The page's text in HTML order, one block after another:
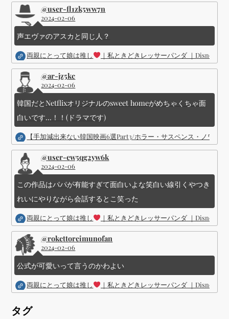
@user-fl1zk5ww7n
2024-02-06
声エヴァのアスカと同じ人？
両親にとって娘は推し ｜私ときどきレッサーパンダ ｜Disney (
@ar-jz5kc
2024-02-06
韓国だとNetflixオリジナルのsweet homeがめちゃくちゃ面
白いです...！！(ドラマです)
【手加減出来ない韓国映画6選Part3/ホラー・サスペンス・ノワー
@user-ew5qg2yw6k
2024-02-06
この作品はパパが有能すぎて面白いよな笑白い線引くやつき
れいにやりながら会話するとこ笑った
両親にとって娘は推し ｜私ときどきレッサーパンダ ｜Disney (
@rokettoreimunofan
2024-02-06
公式が可愛いって言うのかわよい
両親にとって娘は推し ｜私ときどきレッサーパンダ ｜Disney (
タグ